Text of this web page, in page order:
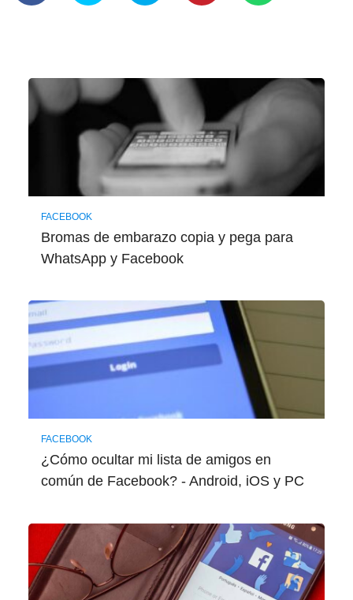
FACEBOOK
Bromas de embarazo copia y pega para
WhatsApp y Facebook
FACEBOOK
¿Cómo ocultar mi lista de amigos en
común de Facebook? - Android, iOS y PC